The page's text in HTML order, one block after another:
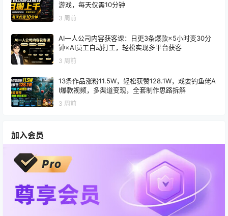
游戏，每天仅需10分钟
3 周前
AI一人公司内容获客课：日更3条爆款×5小时变30分
钟×AI员工自动打工，轻松实现多平台获客
3 周前
13条作品涨粉11.5W，轻松获赞128.1W，戏耍钓鱼佬A
I爆款视频，多渠道变现，全套制作思路拆解
3 周前
加入会员